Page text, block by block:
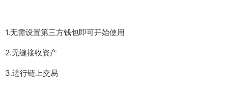
1.无需设置第三方钱包即可开始使用
2.无缝接收资产
3.进行链上交易